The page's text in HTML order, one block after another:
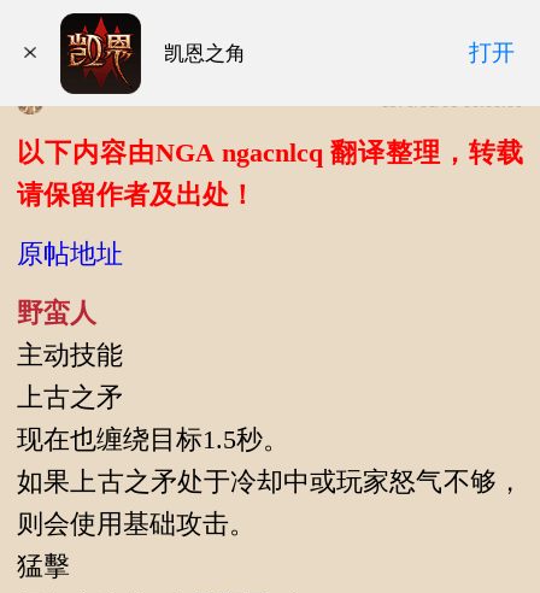
凯恩之角 打开
暗黑破坏神3 v.1.0.4.11296 职业改动
以下内容由NGA ngacnlcq 翻译整理，转载
请保留作者及出处！
原帖地址
野蛮人
主动技能
上古之矛
现在也缠绕目标1.5秒。
如果上古之矛处于冷却中或玩家怒气不够，
则会使用基础攻击。
猛擊